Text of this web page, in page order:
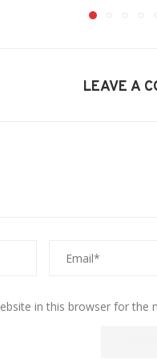
LEAVE A
in this browser for the